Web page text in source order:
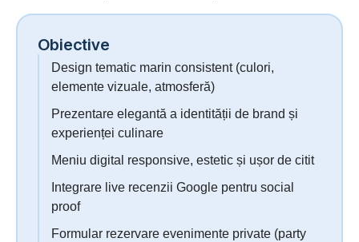
Obiective
Design tematic marin consistent (culori,
elemente vizuale, atmosferă)
Prezentare elegantă a identității de brand și
experienței culinare
Meniu digital responsive, estetic și ușor de citit
Integrare live recenzii Google pentru social
proof
Formular rezervare evenimente private (party